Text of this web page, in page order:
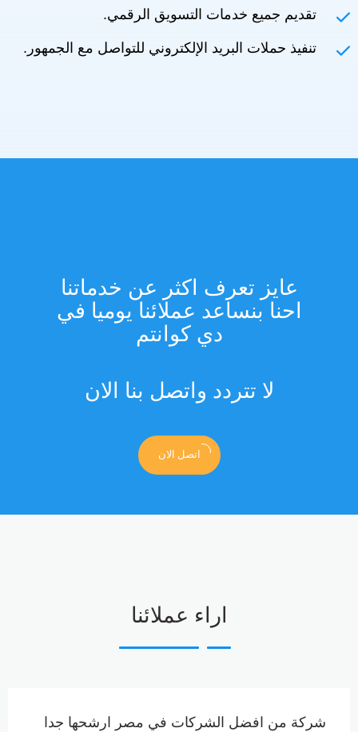
تقديم جميع خدمات التسويق الرقمي.
تنفيذ حملات البريد الإلكتروني للتواصل مع الجمهور.
عايز تعرف اكثر عن خدماتنا
احنا بنساعد عملائنا يوميا في
دي كوانتم
لا تتردد واتصل بنا الان
اتصل الان
اراء عملائنا
شركة من افضل الشركات في مصر ارشحها جدا